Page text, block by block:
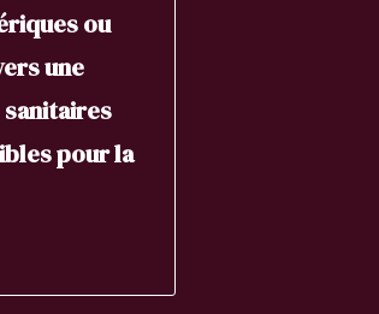
ou
une
pour la